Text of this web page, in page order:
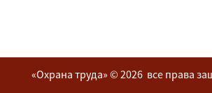
«Охрана труда» © 2026 все права